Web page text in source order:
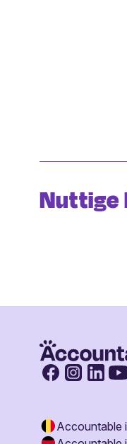
Nuttige
Accountable